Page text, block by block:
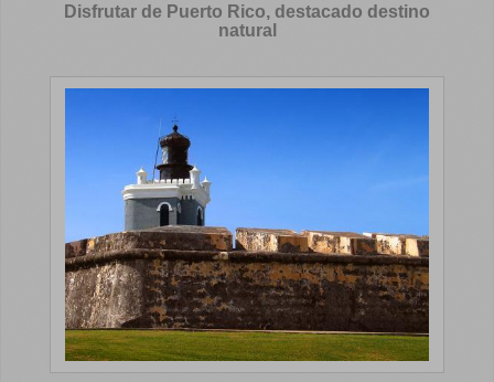
Disfrutar de Puerto Rico, destacado destino
natural